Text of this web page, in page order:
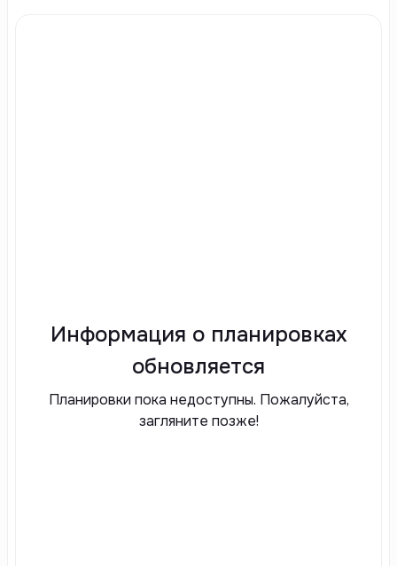
Информация о планировках
обновляется
Планировки пока недоступны. Пожалуйста,
загляните позже!